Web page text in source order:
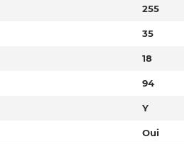
255
35
18
94
Y
Oui